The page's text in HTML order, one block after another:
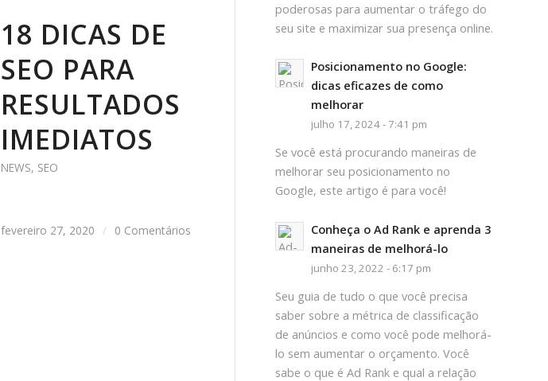
18 DICAS DE
SEO PARA
RESULTADOS
IMEDIATOS
NEWS, SEO
fevereiro 27, 2020 / 0 Comentários
poderosas para aumentar o tráfego do
seu site e maximizar sua presença online.
Posicionamento no Google:
dicas eficazes de como
melhorar
julho 17, 2024 - 7:41 pm
Se você está procurando maneiras de
melhorar seu posicionamento no
Google, este artigo é para você!
Conheça o Ad Rank e aprenda 3
maneiras de melhorá-lo
junho 23, 2022 - 6:17 pm
Seu guia de tudo o que você precisa
saber sobre a métrica de classificação
de anúncios e como você pode melhorá-
lo sem aumentar o orçamento. Você
sabe o que é Ad Rank e qual a relação